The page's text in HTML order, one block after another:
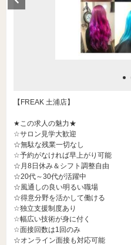
【FREAK 土浦店】
★この求人の魅力★
☆サロン見学大歓迎
☆無駄な残業一切なし
☆予約がなければ早上がり可能
☆月8日休み＆シフト調整自由
☆20代～30代が活躍中
☆風通しの良い明るい職場
☆得意分野を活かして働ける
☆独立支援制度あり
☆幅広い技術が身に付く
☆面接回数は1回のみ
☆オンライン面接も対応可能